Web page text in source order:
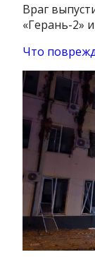
Враг
«Герань-2»
Что